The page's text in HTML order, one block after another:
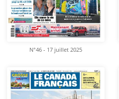
N°46 - 17 juillet 2025